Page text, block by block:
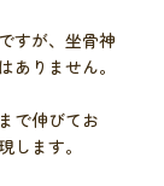
すが、坐骨神
りません。
で伸びてお
します。